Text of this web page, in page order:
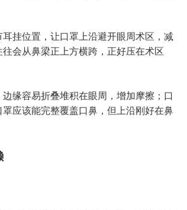
挂位置，让口罩上沿避开眼周术区，减
会从鼻梁正上方横跨，正好压在术区
缘容易折叠堆积在眼周，增加摩擦；口
应该能完整覆盖口鼻，但上沿刚好在鼻